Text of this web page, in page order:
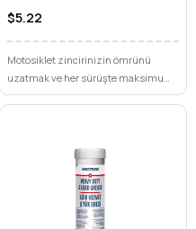
$5.22
Motosiklet zincirinizin ömrünü
uzatmak ve her sürüşte maksimum
performansı deneyimlemek mi
koruma ve pürüzsüz akıcılık sunar.